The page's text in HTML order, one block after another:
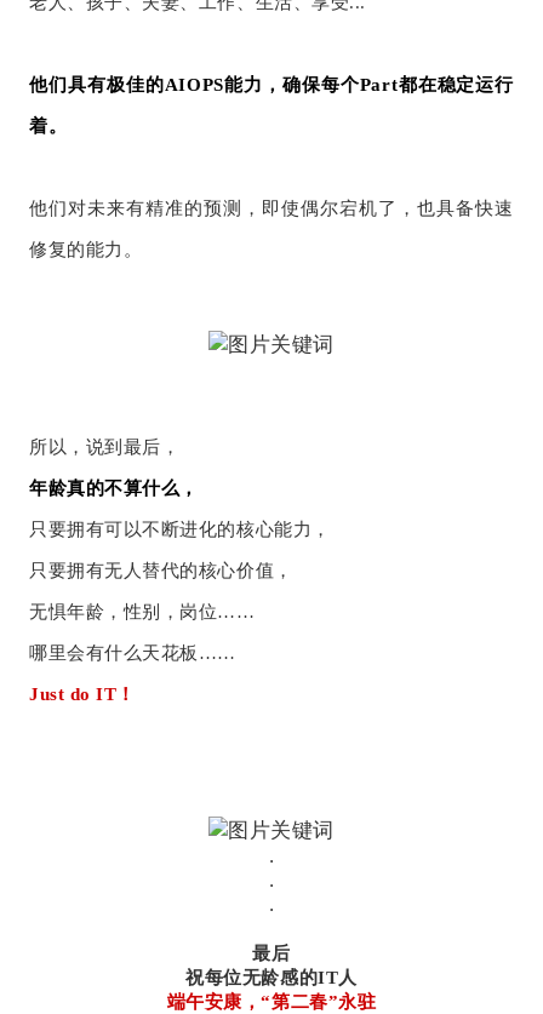
他们具有极佳的AIOPS能力，确保每个Part都在稳定运行
着。
他们对未来有精准的预测，即使偶尔宕机了，也具备快速
修复的能力。
所以，说到最后，
年龄真的不算什么，
只要拥有可以不断进化的核心能力，
只要拥有无人替代的核心价值，
无惧年龄，性别，岗位……
哪里会有什么天花板……
Just do IT！
.
.
.
最后
祝每位无龄感的IT人
端午安康，“第二春”永驻